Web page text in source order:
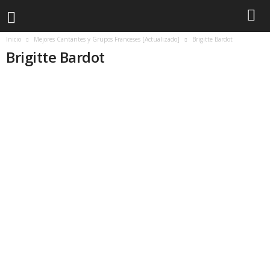
Inicio Mejores Cantantes y Grupos Franceses [Actualizado] Brigitte Bardot
Brigitte Bardot